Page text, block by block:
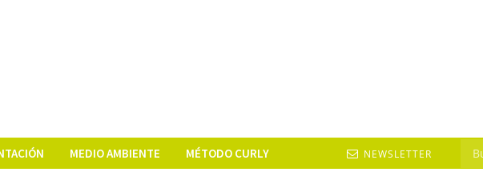
MEDIO AMBIENTE MÉTODO CURLY
NEWSLETTER